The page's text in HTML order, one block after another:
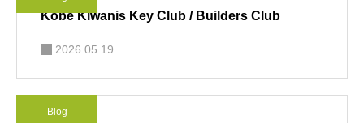
Kobe Kiwanis Key Club / Builders Club
2026.05.19
Blog